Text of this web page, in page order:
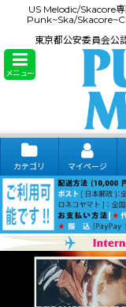
US Melodic/Skacore
Punk~Ska/
東京都公安委員会公
メニュー
カテゴリ マイページ